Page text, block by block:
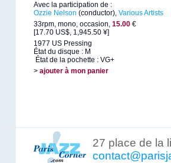
Avec la participation de :
Ozzie Nelson (conductor), Various Artists
33rpm, mono, occasion, 15.00 €
[17.70 US$, 1,945.50 ¥]
1977 US Pressing
État du disque : M
État de la pochette : VG+
> ajouter à mon panier
27 place de la